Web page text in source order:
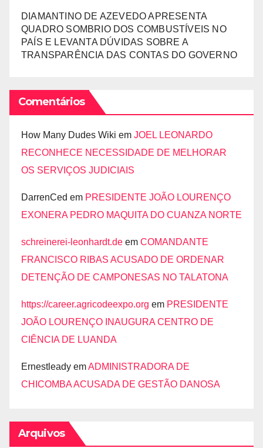
DIAMANTINO DE AZEVEDO APRESENTA
QUADRO SOMBRIO DOS COMBUSTÍVEIS NO
PAÍS E LEVANTA DÚVIDAS SOBRE A
TRANSPARÊNCIA DAS CONTAS DO GOVERNO
Comentários
How Many Dudes Wiki em JOEL LEONARDO
RECONHECE NECESSIDADE DE MELHORAR
OS SERVIÇOS JUDICIAIS
DarrenCed em PRESIDENTE JOÃO LOURENÇO
EXONERA PEDRO MAQUITA DO CUANZA NORTE
schreinerei-leonhardt.de em COMANDANTE
FRANCISCO RIBAS ACUSADO DE ORDENAR
DETENÇÃO DE CAMPONESAS NO TALATONA
https://career.agricodeexpo.org em PRESIDENTE
JOÃO LOURENÇO INAUGURA CENTRO DE
CIÊNCIA DE LUANDA
Ernestleady emADMINISTRADORA DE
CHICOMBA ACUSADA DE GESTÃO DANOSA
Arquivos